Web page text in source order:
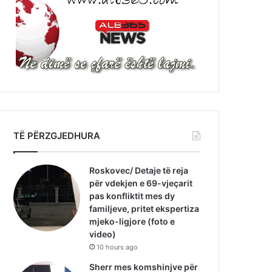
TË PËRZGJEDHURA
Roskovec/ Detaje të reja
për vdekjen e 69-vjeçarit
pas konfliktit mes dy
familjeve, pritet ekspertiza
mjeko-ligjore (foto e
video)
10 hours ago
Sherr mes komshinjve për